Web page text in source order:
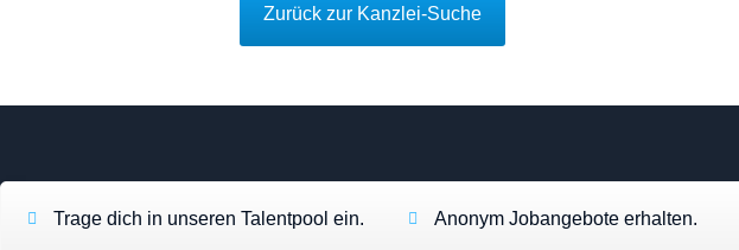
Zurück zur Kanzlei-Suche
Trage dich in unseren Talentpool ein. Anonym Jobangebote erhalten.